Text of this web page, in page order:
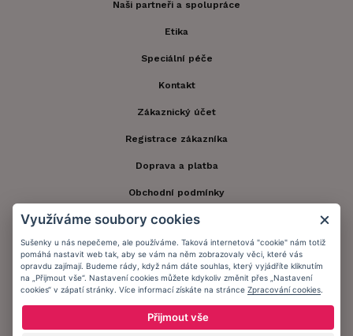
Naši partneři a spolupráce
Etika
Speciální péče
Kontakt
Zákaznický účet
Registrace zákazníka
Doprava a platba
Obchodní podmínky
Ochrana osobních údajů
Informační memorandum
Zůstaňte s námi v kontaktu.
Využíváme soubory cookies
Sušenky u nás nepečeme, ale používáme. Taková internetová "cookie" nám totiž
pomáhá nastavit web tak, aby se vám na něm zobrazovaly věci, které vás
opravdu zajímají. Budeme rády, když nám dáte souhlas, který vyjádříte kliknutím
na „Přijmout vše“. Nastavení cookies můžete kdykoliv změnit přes „Nastavení
cookies“ v zápatí stránky. Více informací získáte na stránce Zpracování cookies
Přijmout vše